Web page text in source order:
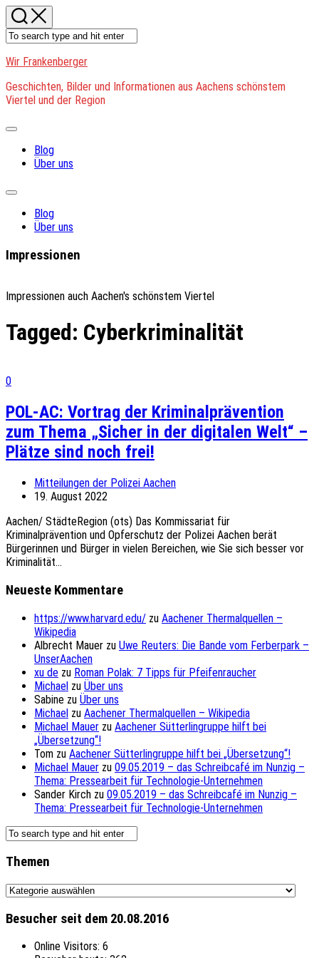
Skip
to
content
Wir Frankenberger
Geschichten, Bilder und Informationen aus Aachens schönstem
Viertel und der Region
Expand
Blog
Über uns
Expand
Blog
Über uns
Impressionen
Impressionen auch Aachen's schönstem Viertel
Tagged: Cyberkriminalität
0
POL-AC: Vortrag der Kriminalprävention
zum Thema „Sicher in der digitalen Welt“ –
Plätze sind noch frei!
Mitteilungen der Polizei Aachen
19. August 2022
Aachen/ StädteRegion (ots) Das Kommissariat für
Kriminalprävention und Opferschutz der Polizei Aachen berät
Bürgerinnen und Bürger in vielen Bereichen, wie Sie sich besser vor
Kriminalität...
Neueste Kommentare
https://www.harvard.edu/ zu Aachener Thermalquellen –
Wikipedia
Albrecht Mauer zu Uwe Reuters: Die Bande vom Ferberpark –
UnserAachen
xu de zu Roman Polak: 7 Tipps für Pfeifenraucher
Michael zu Über uns
Sabine zu Über uns
Michael zu Aachener Thermalquellen – Wikipedia
Michael Mauer zu Aachener Sütterlingruppe hilft bei
„Übersetzung“!
Tom zu Aachener Sütterlingruppe hilft bei „Übersetzung“!
Michael Mauer zu 09.05.2019 – das Schreibcafé im Nunzig –
Thema: Pressearbeit für Technologie-Unternehmen
Sander Kirch zu 09.05.2019 – das Schreibcafé im Nunzig –
Thema: Pressearbeit für Technologie-Unternehmen
Themen
Themen
Besucher seit dem 20.08.2016
Online Visitors: 6